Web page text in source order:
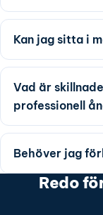
Kan jag sitta i
Vad är
professionell
Behöver jag
Redo